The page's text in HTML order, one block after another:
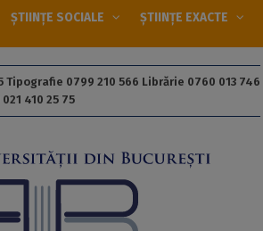
ȘTIINȚE SOCIALE ȘTIINȚE EXACTE
Tipografie 0799 210 566 Librărie 0760 013 746
410 25 75